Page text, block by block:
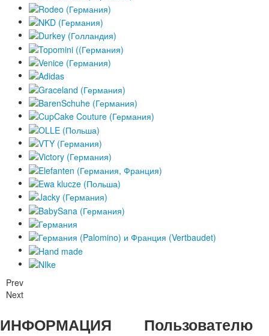
Prev
Next
ИНФОРМАЦИЯ Пользователю